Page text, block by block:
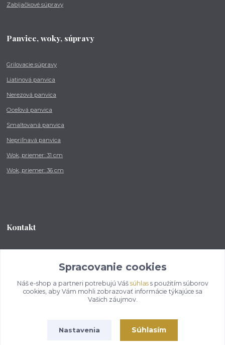
Zabíjačkové súpravy
Panvice, woky, súpravy
Grilovacie súpravy
Liatinová panvica
Nerezová panvica
Oceľová panvica
Smaltovaná panvica
Nepriľnavá panvica
Wok, priemer: 31 cm
Wok, priemer: 36 cm
Kontakt
od 8:00 - do 16:00 hod
info@kotlikovesupravy.sk
Spracovanie cookies
Náš e-shop a partneri potrebujú Váš súhlass použitím súborov
cookies, aby Vám mohli zobrazovať informácie týkajúce sa
Vašich záujmov.
Nastavenia Súhlasím